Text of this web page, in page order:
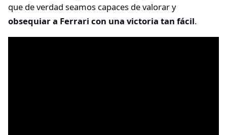
que de verdad seamos capaces de valorar y
obsequiar a Ferrari con una victoria tan fácil.